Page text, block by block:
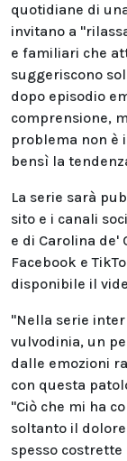
quotidiane di
invitano a
e familiari che
suggeriscono
dopo episodio
comprensione,
problema non è
bensì la
La serie sarà
sito e i canali
e di Carolina
Facebook e
disponibile il
"Nella serie
vulvodinia, un
dalle emozioni
con questa
"Ciò che mi ha
soltanto il
spesso